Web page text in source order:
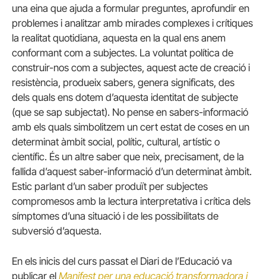
una eina que ajuda a formular preguntes, aprofundir en
problemes i analitzar amb mirades complexes i crítiques
la realitat quotidiana, aquesta en la qual ens anem
conformant com a subjectes. La voluntat política de
construir-nos com a subjectes, aquest acte de creació i
resistència, produeix sabers, genera significats, des
dels quals ens dotem d’aquesta identitat de subjecte
(que se sap subjectat). No pense en sabers-informació
amb els quals simbolitzem un cert estat de coses en un
determinat àmbit social, polític, cultural, artístic o
científic. És un altre saber que neix, precisament, de la
fallida d’aquest saber-informació d’un determinat àmbit.
Estic parlant d’un saber produït per subjectes
compromesos amb la lectura interpretativa i crítica dels
símptomes d’una situació i de les possibilitats de
subversió d’aquesta.
En els inicis del curs passat el Diari de l’Educació va
publicar el Manifest per una educació transformadora i